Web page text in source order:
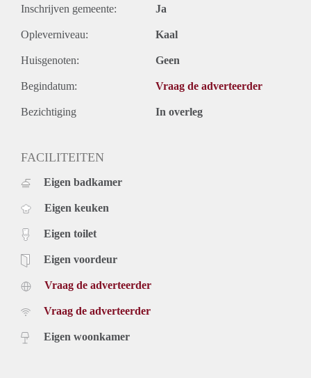
Inschrijven gemeente: Ja
Opleverniveau: Kaal
Huisgenoten: Geen
Begindatum: Vraag de adverteerder
Bezichtiging In overleg
FACILITEITEN
Eigen badkamer
Eigen keuken
Eigen toilet
Eigen voordeur
Vraag de adverteerder
Vraag de adverteerder
Eigen woonkamer